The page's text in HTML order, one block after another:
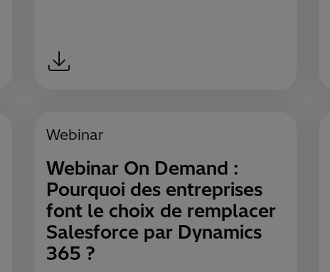
Webinar
Webinar On Demand :
Pourquoi des entreprises
font le choix de remplacer
Salesforce par Dynamics
365 ?